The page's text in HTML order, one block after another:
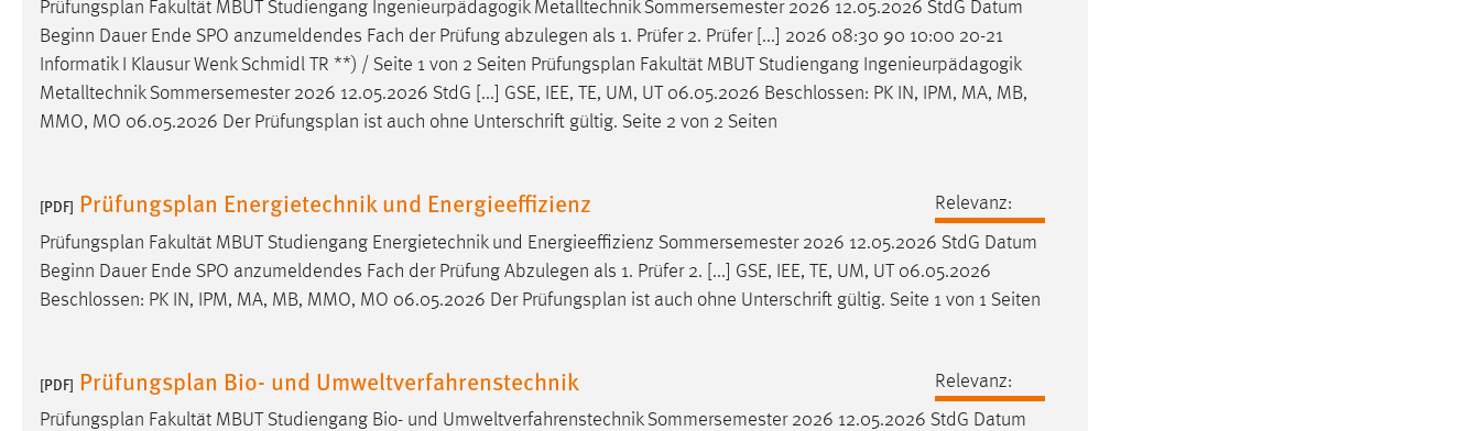
Prüfungsplan Fakultät MBUT Studiengang Ingenieurpädagogik Metalltechnik Sommersemester 2026 12.05.2026 StdG Datum
Beginn Dauer Ende SPO anzumeldendes Fach der Prüfung abzulegen als 1. Prüfer 2. Prüfer [...] 2026 08:30 90 10:00 20-21
Informatik I Klausur Wenk Schmidl TR **) / Seite 1 von 2 Seiten Prüfungsplan Fakultät MBUT Studiengang Ingenieurpädagogik
Metalltechnik Sommersemester 2026 12.05.2026 StdG [...] GSE, IEE, TE, UM, UT 06.05.2026 Beschlossen: PK IN, IPM, MA, MB,
MMO, MO 06.05.2026 Der Prüfungsplan ist auch ohne Unterschrift gültig. Seite 2 von 2 Seiten
[PDF] Prüfungsplan Energietechnik und Energieeffizienz
Relevanz:
Prüfungsplan Fakultät MBUT Studiengang Energietechnik und Energieeffizienz Sommersemester 2026 12.05.2026 StdG Datum
Beginn Dauer Ende SPO anzumeldendes Fach der Prüfung Abzulegen als 1. Prüfer 2. [...] GSE, IEE, TE, UM, UT 06.05.2026
Beschlossen: PK IN, IPM, MA, MB, MMO, MO 06.05.2026 Der Prüfungsplan ist auch ohne Unterschrift gültig. Seite 1 von 1 Seiten
[PDF] Prüfungsplan Bio- und Umweltverfahrenstechnik
Relevanz:
Prüfungsplan Fakultät MBUT Studiengang Bio- und Umweltverfahrenstechnik Sommersemester 2026 12.05.2026 StdG Datum
Zweck:
Wird benötigt um die Chatfunktion
nutzen zu können.
Cookie Laufzeit:
MibewSessionID, mibew-chat-frame-
style-5e9dbeb1811c0446 =
Sitzungslaufzeit, mibew_locale = 3
Login
Name: fe_user, be_user, be_lastLoginProvider
Zweck:
Dieser Cookie ist notwendig um sich an